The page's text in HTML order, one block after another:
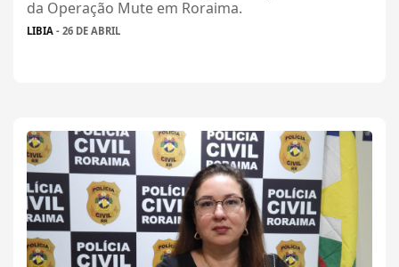
da Operação Mute em Roraima.
LIBIA - 26 DE ABRIL